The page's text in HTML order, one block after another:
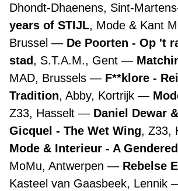
Dhondt-Dhaenens, Sint-
years of STIJL, Mode & Kant
Brussel
De Poorten - Op 't
stad, S.T.A.M., Gent
MAD, Brussels
F**klore -
Tradition, Abby, Kortrijk
Z33, Hasselt
Daniel Dewar
Gicquel - The Wet Wing, Z33,
Mode & Interieur - A
MoMu, Antwerpen
Rebelse
Kasteel van Gaasbeek, Lennik